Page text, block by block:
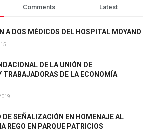
Comments Latest
A DOS MÉDICOS DEL HOSPITAL MOYANO
DE LA UNIÓN DE
TRABAJADORAS DE LA ECONOMÍA
DE SEÑALIZACIÓN EN HOMENAJE AL
REGO EN PARQUE PATRICIOS